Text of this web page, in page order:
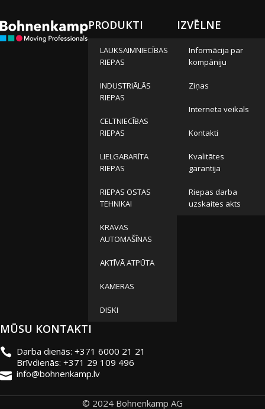
PRODUKTI
LAUKSAIMNIECĪBAS
RIEPAS
INDUSTRIĀLĀS
RIEPAS
CELTNIECĪBAS
RIEPAS
LIELGABARĪTA
RIEPAS
RIEPAS OSTAS
TEHNIKAI
KRAVAS
AUTOMAŠĪNAS
AKTĪVĀ ATPŪTA
KAMERAS
DISKI
IZVĒLNE
Informācija par
kompāniju
Ziņas
Interneta veikals
Kontakti
Kvalitātes
garantija
Riepas darba
uzskaites akts
MŪSU KONTAKTI
Darba dienās: +371 6000 21 21
Brīvdienās: +371 29 109 496
info@bohnenkamp.lv
© 2024 Bohnenkamp AG